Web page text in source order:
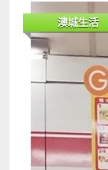
上歸還。
元卻遲遲未
3,900元及40
時，同樣
可忍，向司
關某到司警
次開空頭支
預留足夠金
金額，導致
拿誠信開玩
是，也因為
我們平常想
就在雅廉訪
的主角，日
看到依次蘸
至金黃色，
配著新鮮口
律醬。 這
錯過。 如果
子丼，外賣
澳城生活